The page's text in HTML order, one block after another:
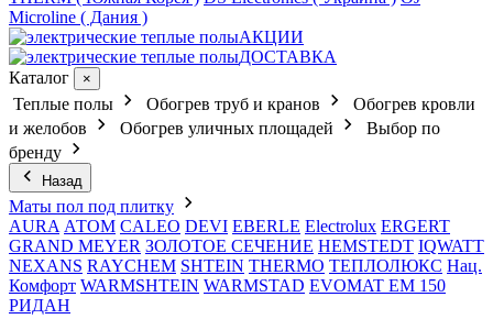
Microline ( Дания )
АКЦИИ
ДОСТАВКА
Каталог
×
Теплые полы Обогрев труб и кранов
Обогрев кровли
и желобов
Обогрев уличных площадей
Выбор по
бренду
Назад
Маты пол под плитку
AURA АТОМ CALEO DEVI EBERLE Electrolux ERGERT
GRAND MEYER ЗОЛОТОЕ СЕЧЕНИЕ HEMSTEDT IQWATT
NEXANS RAYCHEM SHTEIN THERMO ТЕПЛОЛЮКС Нац.
Комфорт WARMSHTEIN WARMSTAD EVOMAT EM 150
РИДАН